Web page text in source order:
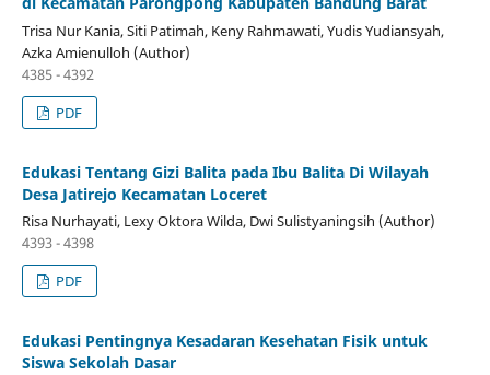
Trisa Nur Kania, Siti Patimah, Keny Rahmawati, Yudis Yudiansyah,
Azka Amienulloh (Author)
4385 - 4392
PDF
Edukasi Tentang Gizi Balita pada Ibu Balita Di Wilayah
Desa Jatirejo Kecamatan Loceret
Risa Nurhayati, Lexy Oktora Wilda, Dwi Sulistyaningsih (Author)
4393 - 4398
PDF
Edukasi Pentingnya Kesadaran Kesehatan Fisik untuk
Siswa Sekolah Dasar